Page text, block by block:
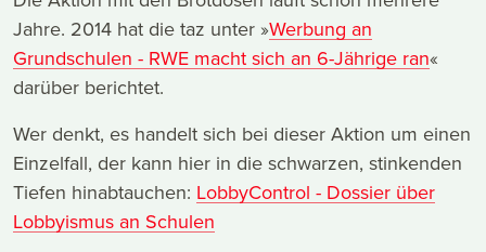
Jahre. 2014 hat die taz unter »Werbung an
Grundschulen - RWE macht sich an 6-Jährige ran«
darüber berichtet.
Wer denkt, es handelt sich bei dieser Aktion um einen
Einzelfall, der kann hier in die schwarzen, stinkenden
Tiefen hinabtauchen: LobbyControl - Dossier über
Lobbyismus an Schulen